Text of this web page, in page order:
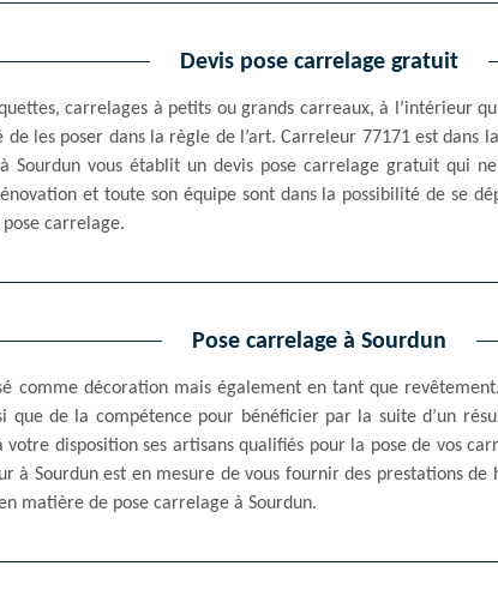
Devis pose carrelage gratuit
carrelages à petits ou grands carreaux, à l’intérieur
de les poser dans la règle de l’art. Carreleur 77171 est dans
Sourdun vous établit un devis pose carrelage gratuit qui
et toute son équipe sont dans la possibilité de se
carrelage.
Pose carrelage à Sourdun
comme décoration mais également en tant que
que de la compétence pour bénéficier par la suite d’un
votre disposition ses artisans qualifiés pour la pose de vos
à Sourdun est en mesure de vous fournir des prestations de
matière de pose carrelage à Sourdun.